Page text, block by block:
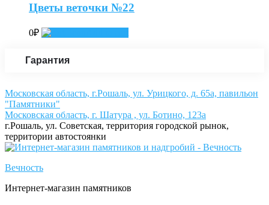
Цветы веточки №22
0₽
Гарантия
Московская область, г.Рошаль, ул. Урицкого, д. 65а, павильон
"Памятники"
Московская область, г. Шатура , ул. Ботино, 123а
г.Рошаль, ул. Советская, территория городской рынок,
территории автостоянки
Вечность
Интернет-магазин памятников